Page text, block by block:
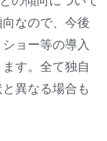
なので、今後
ョー等の導入
す。全て独自
異なる場合も